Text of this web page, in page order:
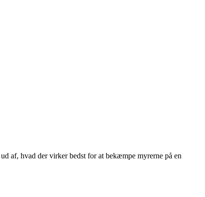
af, hvad der virker bedst for at bekæmpe myrerne på en